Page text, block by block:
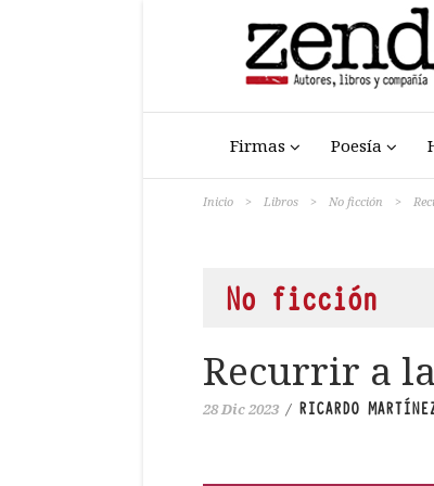
Firmas Poesía
Inicio > Libros > No ficción >
No ficción
Recurrir a
28 Dic 2023 / RICARDO